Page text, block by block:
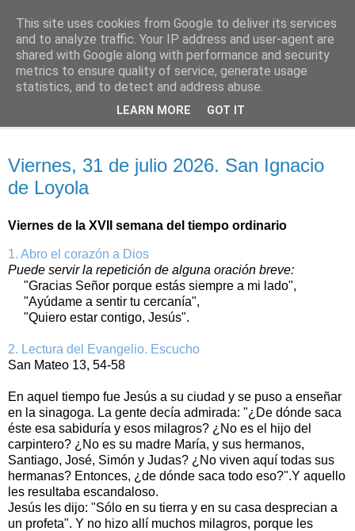
Oración personal
con el Evangelio de cada día
Viernes, 31 de julio 2026. San Ignacio
de Loyola
Viernes de la XVII semana del tiempo ordinario
1. Abro el corazón a Dios
Puede servir la repetición de alguna oración breve:
"Gracias Señor porque estás siempre a mi lado",
"Ayúdame a sentir tu cercanía",
"Quiero estar contigo, Jesús".
2. Lectura del Evangelio. Escucho
San Mateo 13, 54-58
En aquel tiempo fue Jesús a su ciudad y se puso a enseñar
en la sinagoga. La gente decía admirada: "¿De dónde saca
éste esa sabiduría y esos milagros? ¿No es el hijo del
carpintero? ¿No es su madre María, y sus hermanos,
Santiago, José, Simón y Judas? ¿No viven aquí todas sus
hermanas? Entonces, ¿de dónde saca todo eso?".Y aquello
les resultaba escandaloso.
Jesús les dijo: "Sólo en su tierra y en su casa desprecian a
un profeta". Y no hizo allí muchos milagros, porque les
This site uses cookies from Google to deliver its services
and to analyze traffic. Your IP address and user-agent are
shared with Google along with performance and security
metrics to ensure quality of service, generate usage
statistics, and to detect and address abuse.
LEARN MORE GOT IT